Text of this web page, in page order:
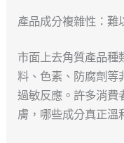
產品成分複雜性：難
市面上去角質產品種
料、色素、防腐劑等
過敏反應。許多消費
膚，哪些成分真正溫